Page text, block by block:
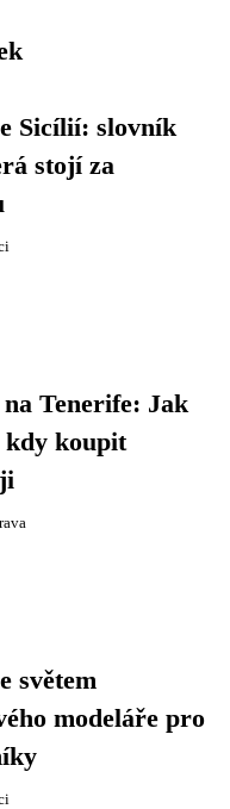
Sicílií: slovník
stojí za
Tenerife: Jak
kdy koupit
světem
modeláře pro